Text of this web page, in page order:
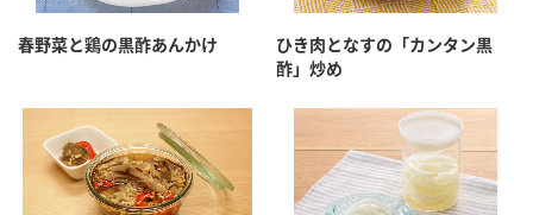
春野菜と鶏の黒酢あんかけ
ひき肉となすの「カンタン黒
酢」炒め